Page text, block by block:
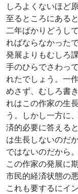
しろよくないほど
至るところにある
二年ばかりどうし
ればならなかった
発展よりもむしろ
手のひらでさわっ
れたでしょう。一
めさず、むしろ書
れはこの作家の生
う。しかし一方に
済的必要に答える
は生長しないのだ
ではないのだから
この作家の発展に
市民的経済状態の
これも要するにイ